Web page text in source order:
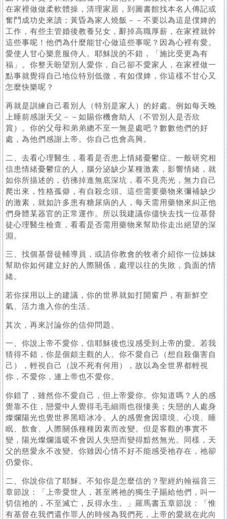
在家裡做做柔軟體操，清理家居，到圖書館找本名人傳記或
奮鬥成功史來讀；黃昏為家人燒飯－－不要以為這是僕婢的
工作，有些主管婚後教養兒女，辭掉高職厚薪，在家裡就幹
這些事呢！他們為什麼能甘心做這些事呢？因為心裡有愛。
愛使人甘心樂意服侍人。耶穌說的不錯，「施比受更為有
福」。你整天盼望別人愛你，自己卻不愛家人，在家裡做一
點事就覺得自己地位特別低微，有如僕婢，你這樣不甘心又
怎麼快樂呢？
再就是訓練自己看別人（特別是家人）的好處。例如每天晚
上睡前感謝天父－－如賜你機會助人（不管別人是否欣
賞）。你的父母和弟弟總不至一無是處吧？數數他們的好
處，為他們感謝上帝。你自己也會高興。
二、去看心理醫生，看看是否患上情緒憂鬱症。一般研究相
信患情緒憂鬱症的人，腦分泌缺少某種激素，影響情緒，就
如你所描述的，彷彿掉進無底深坑，看不見亮光，無力自己
爬出來，性格孤僻，有自殺念頭。這些需要藥物來彌補缺少
的激素，就如許多患有糖尿病的人，每天需用藥物來糾正他
們身體某器官的正常運作。所以我建議你儘快去找一位基督
徒心理醫生檢查，看看是否需用藥物來幫助你走出絕望的深
淵。
三、找個基督徒輔導員，或請你教會的牧者介紹你一位姊妹
幫助你如何建立好的人際關係，處理以往的失敗，負面的情
緒。
若你採用以上的建議，你的世界就如打開窗戶，有新鮮空
氣、活力進入你的生活。
其次，再來討論你的信仰問題。
一、你說上帝不愛你，信耶穌後也沒感受到上帝的愛。若我
猜得不錯，你是個頗主觀的人。你不愛自己（想自殺傷害自
己），輕視自己（說不死有何用），故以為全世界都輕視
你，不愛你，連上帝也不愛你。
你錯了，雖然你不愛自己，但上帝愛你。你知道嗎？人的感
覺靠不住，戀愛中人覺得毛毛細雨也很悽美；失戀的人處身
燦爛陽光也覺世界黑暗冰冷。人的感覺會因環境、心境、睡
眠、飲食、人際關係種種因素而改變。但是客觀的事實不
變，陽光燦爛溫暖不會因人失戀而變得黯然無光。同樣，天
父的慈愛永不改變。你雖因心情不好不能感受祂存在，祂卻
仍愛你。
二、你說你信了耶穌。不知你是怎麼信的？聖經約翰福音三
章節說：「上帝愛世人，甚至將祂的獨生子賜給他們，叫一
切信祂的，不至滅亡，反得永生。」羅馬書五章節說：「惟
有基督在我們還作罪人的時候為我們死，上帝的愛就在此向